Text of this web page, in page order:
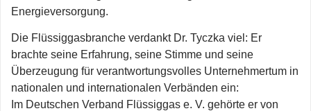
Energieversorgung.
Die Flüssiggasbranche verdankt Dr. Tyczka viel: Er
brachte seine Erfahrung, seine Stimme und seine
Überzeugung für verantwortungsvolles Unternehmertum in
nationalen und internationalen Verbänden ein:
Im Deutschen Verband Flüssiggas e. V. gehörte er von